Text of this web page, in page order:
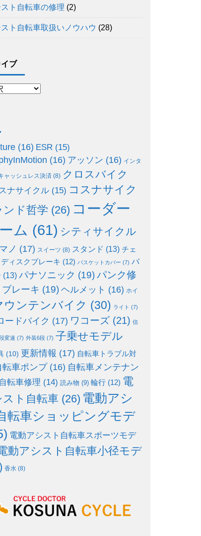
ト自転車の修理 (2)
ト自転車取扱いノウハウ (28)
ブ
(16) ESR (15)
(16) アッソン (16) インタ
ャッシュレス決済 (8) クロスバイク
ナサイクル (15) コスナサイク
ンド哲学 (26) コーダー
ム (61) シティサイクル
ノ (17) スイーツ (8) スタンド (13) チェ
ディスクブレーキ (12) バスケットカバー (7) バ
(13) パナソニック (19)パンク修
ブレーキ (19) ヘルメット (16) ホイ
ウンテンバイク (30) ライト (7)
ードバイク (17) ワコーズ (21) 信
変速 (7) 外装6段 (7) 子乗せモデル
(10) 更新情報 (17) 自転車トラブル対
転車ポンプ(16) 自転車メンテナン
自転車修理 (14) 読み物 (9) 輪行 (12) 電
ト自転車 (26) 電動アシ
転車ショッピングモデ
電動アシスト自転車スポーツモデ
動アシスト自転車小径モデ
香水 (8)